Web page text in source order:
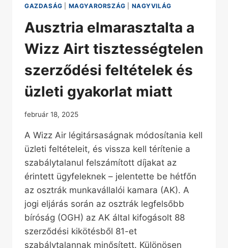
GAZDASÁG MAGYARORSZÁG NAGYVILÁG
Ausztria elmarasztalta a
Wizz Airt tisztességtelen
szerződési feltételek és
üzleti gyakorlat miatt
február 18, 2025
A Wizz Air légitársaságnak módosítania kell
üzleti feltételeit, és vissza kell térítenie a
szabálytalanul felszámított díjakat az
érintett ügyfeleknek – jelentette be hétfőn
az osztrák munkavállalói kamara (AK). A
jogi eljárás során az osztrák legfelsőbb
bíróság (OGH) az AK által kifogásolt 88
szerződési kikötésből 81-et
szabálytalannak minősített. Különösen